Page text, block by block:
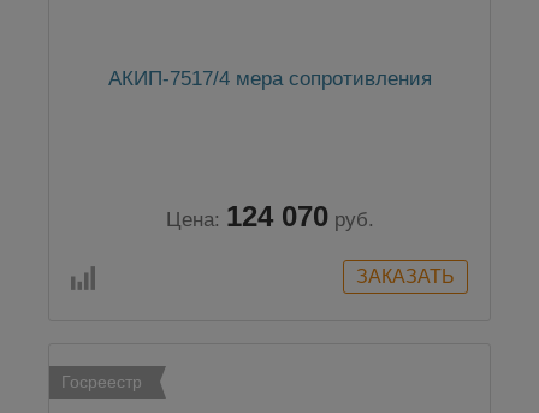
АКИП-7517/4 мера сопротивления
Цена: 124 070 руб.
Госреестр